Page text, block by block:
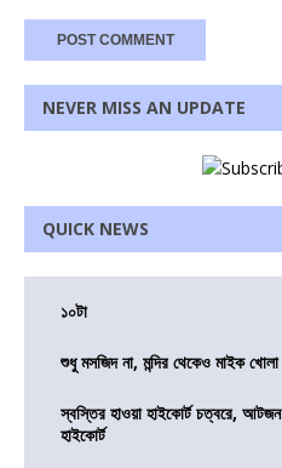
NEVER MISS AN UPDATE
QUICK NEWS
১০টা
শুধু মসজিদ না, মন্দির থেকেও মাইক খোলা
স্বস্তির হাওয়া হাইকোর্ট চত্বরে,
হাইকোর্ট